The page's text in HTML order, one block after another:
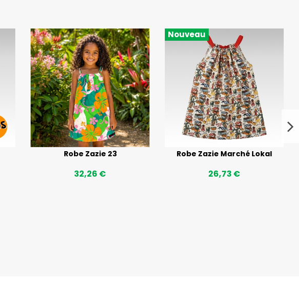
Robe Zazie 23
32,26 €
Nouveau
Robe Zazie Marché Lokal
26,73 €